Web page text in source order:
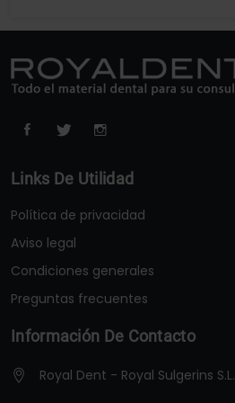
Links De Utilidad
Política de privacidad
Aviso legal
Condiciones generales
Preguntas frecuentes
Información De Contacto
Royal Dent - Royal Sulgerins S.L.